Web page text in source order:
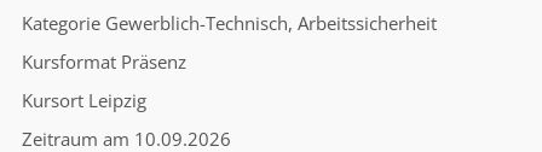
Kategorie Gewerblich-Technisch, Arbeitssicherheit
Kursformat Präsenz
Kursort Leipzig
Zeitraum am 10.09.2026